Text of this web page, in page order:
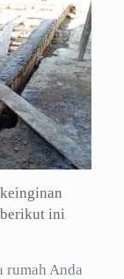
ini
rumah Anda